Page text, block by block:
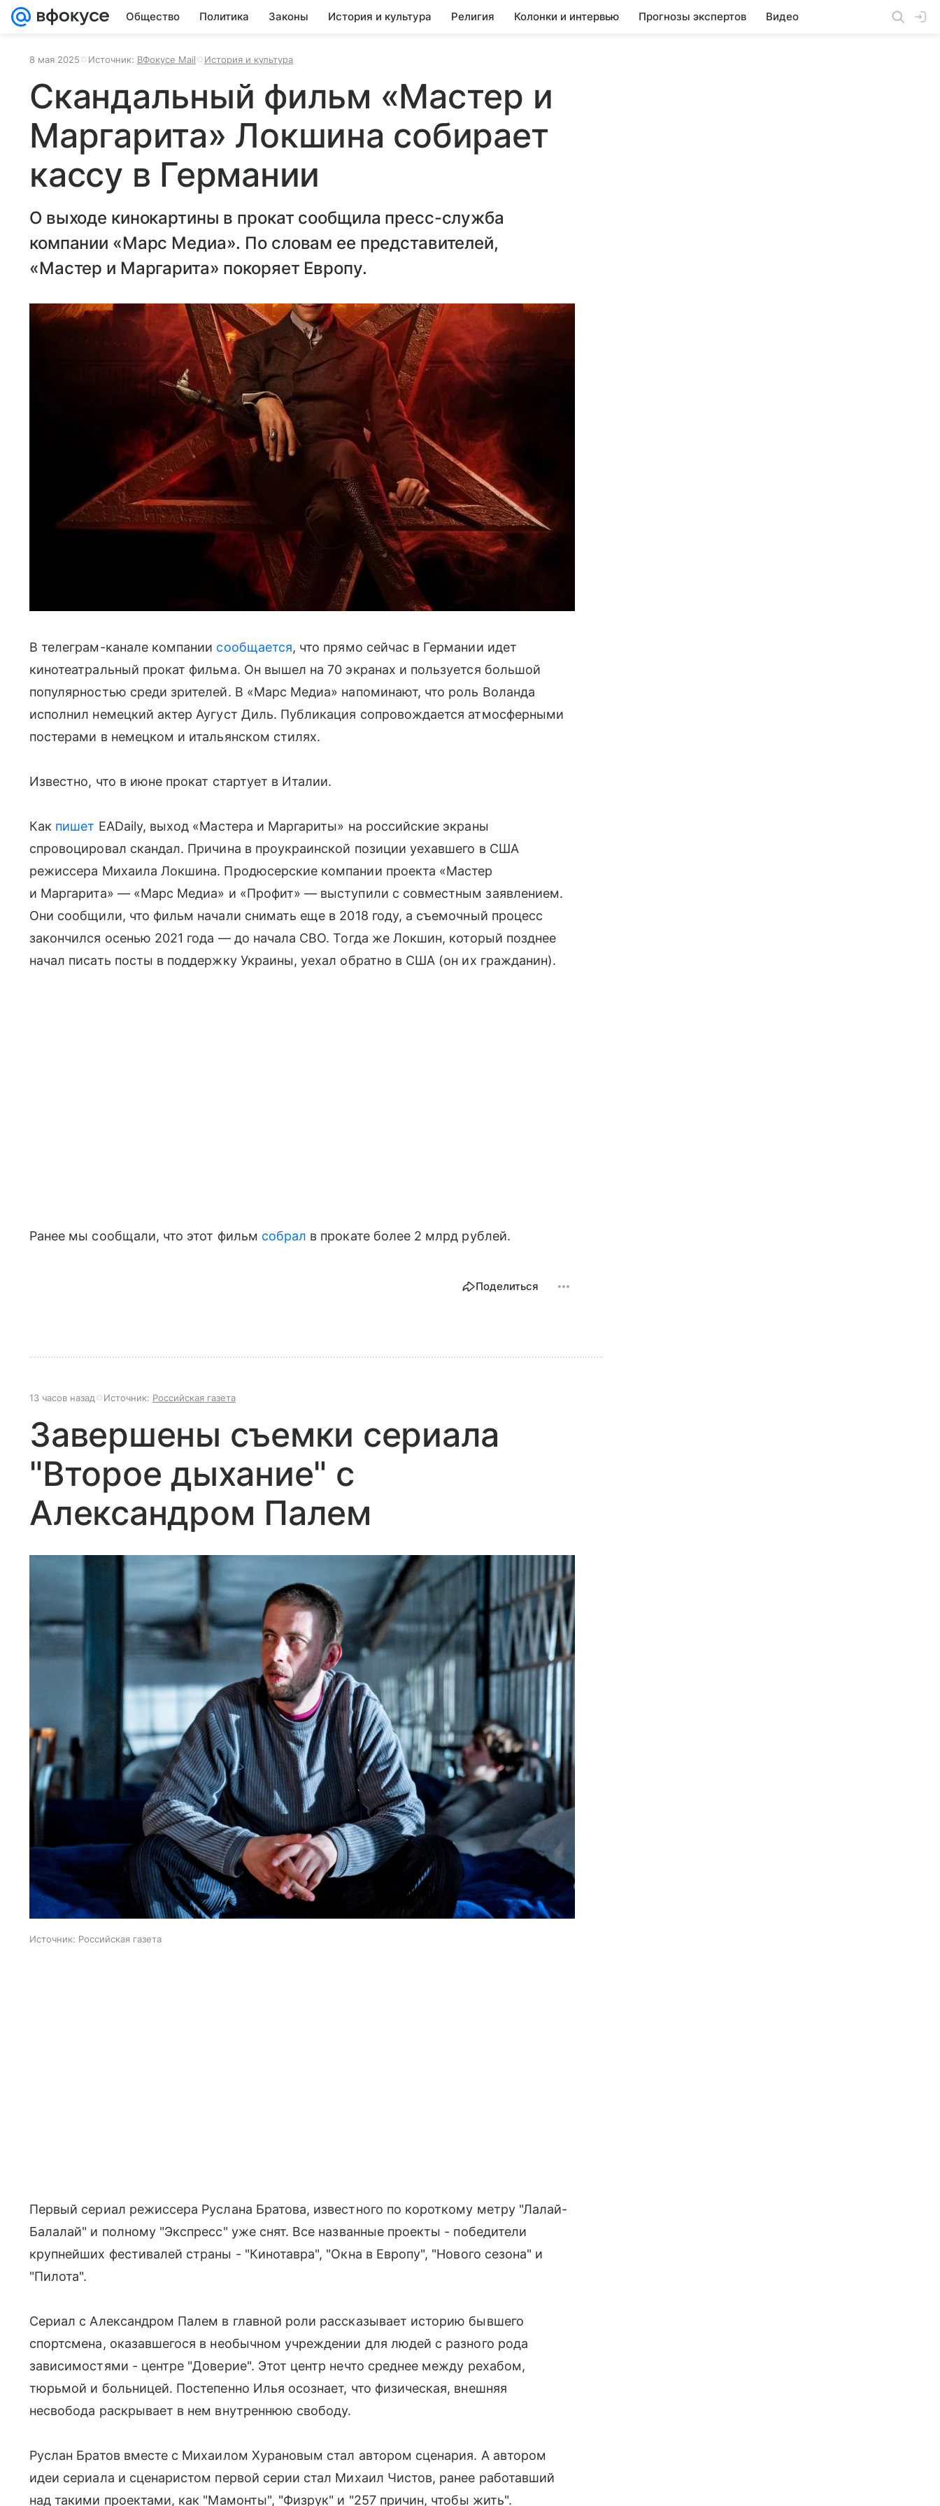
Общество Политика Законы История и культура Религия Колонки и интервью Прогнозы экспертов Видео
8 мая 2025 Источник: ВФокусе Mail История и культура
Скандальный фильм «Мастер и
Маргарита» Локшина собирает
кассу в Германии
О выходе кинокартины в прокат сообщила пресс-служба
компании «Марс Медиа». По словам ее представителей,
«Мастер и Маргарита» покоряет Европу.
В телеграм-канале компании сообщается, что прямо сейчас в Германии идет
кинотеатральный прокат фильма. Он вышел на 70 экранах и пользуется большой
популярностью среди зрителей. В «Марс Медиа» напоминают, что роль Воланда
исполнил немецкий актер Аугуст Диль. Публикация сопровождается атмосферными
постерами в немецком и итальянском стилях.
Известно, что в июне прокат стартует в Италии.
Как пишет EADaily, выход «Мастера и Маргариты» на российские экраны
спровоцировал скандал. Причина в проукраинской позиции уехавшего в США
режиссера Михаила Локшина. Продюсерские компании проекта «Мастер
и Маргарита» — «Марс Медиа» и «Профит» — выступили с совместным заявлением.
Они сообщили, что фильм начали снимать еще в 2018 году, а съемочный процесс
закончился осенью 2021 года — до начала СВО. Тогда же Локшин, который позднее
начал писать посты в поддержку Украины, уехал обратно в США (он их гражданин).
Ранее мы сообщали, что этот фильм собрал в прокате более 2 млрд рублей.
Поделиться
13 часов назад Источник: Российская газета
Завершены съемки сериала
"Второе дыхание" с
Александром Палем
Источник: Российская газета
Первый сериал режиссера Руслана Братова, известного по короткому метру "Лалай-
Балалай" и полному "Экспресс" уже снят. Все названные проекты - победители
крупнейших фестивалей страны - "Кинотавра", "Окна в Европу", "Нового сезона" и
"Пилота".
Сериал с Александром Палем в главной роли рассказывает историю бывшего
спортсмена, оказавшегося в необычном учреждении для людей с разного рода
зависимостями - центре "Доверие". Этот центр нечто среднее между рехабом,
тюрьмой и больницей. Постепенно Илья осознает, что физическая, внешняя
несвобода раскрывает в нем внутреннюю свободу.
Руслан Братов вместе с Михаилом Хурановым стал автором сценария. А автором
идеи сериала и сценаристом первой серии стал Михаил Чистов, ранее работавший
над такими проектами, как "Мамонты", "Физрук" и "257 причин, чтобы жить".